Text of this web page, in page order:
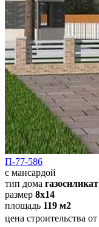
П-77-586
с мансардой
тип дома газосиликат
размер 8х14
площадь 119 м2
цена строительства от